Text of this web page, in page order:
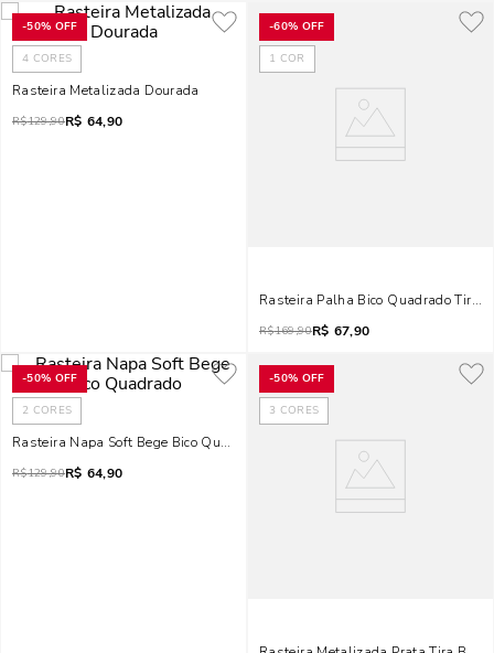
-50% OFF
4 CORES
Rasteira Metalizada Dourada
R$129,90R$ 64,90
-60% OFF
1 COR
Rasteira Palha Bico Quadrado Tiras
R$169,90R$ 67,90
-50% OFF
2 CORES
Rasteira Napa Soft Bege Bico Quadrado
R$129,90R$ 64,90
-50% OFF
3 CORES